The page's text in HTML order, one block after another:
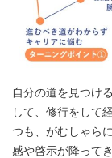
自分の道を見つけ
して、修行をして
つも、がむしゃら
感や啓示が降って